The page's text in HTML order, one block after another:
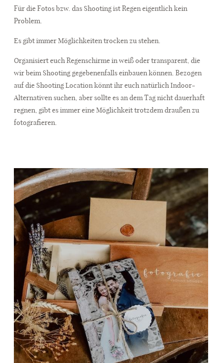
Für die Fotos bzw. das Shooting ist Regen eigentlich kein
Problem.
Es gibt immer Möglichkeiten trocken zu stehen.
Organisiert euch Regenschirme in weiß oder transparent, die
wir beim Shooting gegebenenfalls einbauen können. Bezogen
auf die Shooting Location könnt ihr euch natürlich Indoor-
Alternativen suchen, aber sollte es an dem Tag nicht dauerhaft
regnen, gibt es immer eine Möglichkeit trotzdem draußen zu
fotografieren.